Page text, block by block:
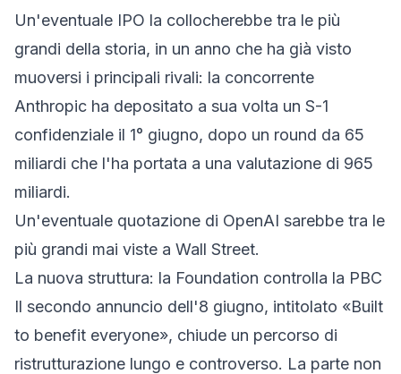
Un'eventuale IPO la collocherebbe tra le più
grandi della storia, in un anno che ha già visto
muoversi i principali rivali: la concorrente
Anthropic ha depositato a sua volta un S-1
confidenziale il 1° giugno, dopo un round da 65
miliardi che l'ha portata a una valutazione di 965
miliardi.
Un'eventuale quotazione di OpenAI sarebbe tra le
più grandi mai viste a Wall Street.
La nuova struttura: la Foundation controlla la PBC
Il secondo annuncio dell'8 giugno, intitolato «Built
to benefit everyone», chiude un percorso di
ristrutturazione lungo e controverso. La parte non